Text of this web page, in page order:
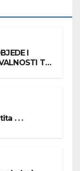
I
TE
. . .